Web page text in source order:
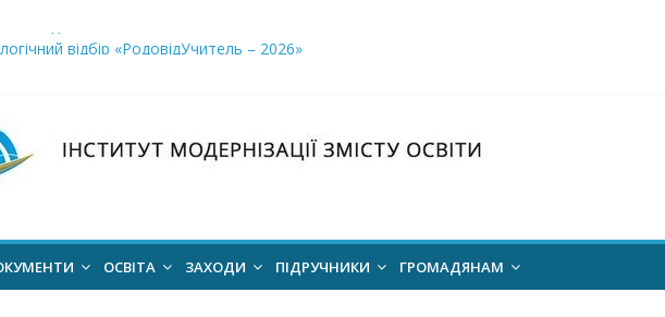
освіти»
відбір «РодовідУчитель – 2026»
здобуття академічних стипендій імені Героїв Небесної Сотні на 2026/2027 н. р.
ОСВІТА ЗАХОДИ ПІДРУЧНИКИ ГРОМАДЯНАМ